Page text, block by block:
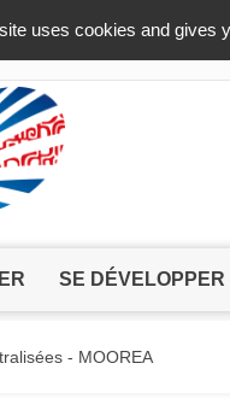
SE DÉVELOPPER
- MOOREA
uses cookies and gives